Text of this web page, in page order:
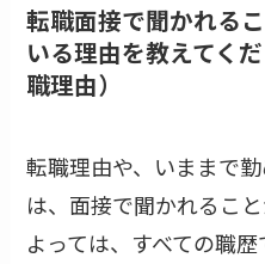
転職面接で聞かれる
いる理由を教えてく
職理由）
転職理由や、いままで
は、面接で聞かれるこ
よっては、すべての職